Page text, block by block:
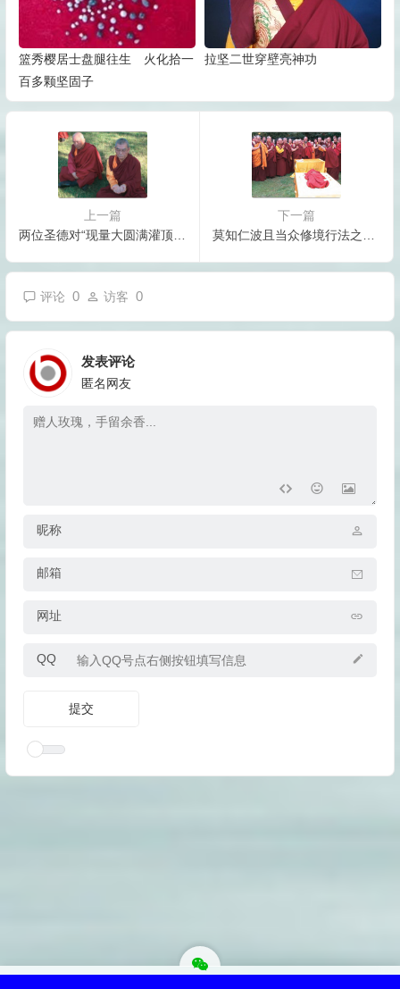
篮秀樱居士盘腿往生 火化拾一
百多颗坚固子
拉坚二世穿壁亮神功
上一篇
两位圣德对“现量大圆满灌顶”的亲历笔记
下一篇
莫知仁波且当众修境行法之摊尸拙火定生起腹部高温制炼胜义藏密“喀卓安得丸”
评论 0 访客 0
发表评论
匿名网友
昵称
邮箱
网址
QQ